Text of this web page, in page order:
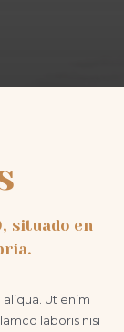
situado en
Ut enim
laboris nisi